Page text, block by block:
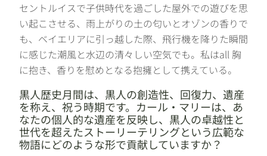
セントルイスで子供時代を過ごした屋外での遊びを思
い起こさせる、雨上がりの土の匂いとオゾンの香りで
も、ベイエリアに引っ越した際、飛行機を降りた瞬間
に感じた潮風と水辺の清々しい空気でも。私はall 胸
に抱き、香りを慰めとなる抱擁として携えている。
黒人歴史月間は、黒人の創造性、回復力、遺産
を称え、祝う時期です。カール・マリーは、あ
なたの個人的な遺産を反映し、黒人の卓越性と
世代を超えたストーリーテリングという広範な
物語にどのような形で貢献していますか？